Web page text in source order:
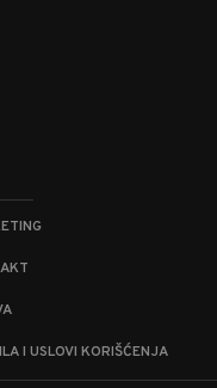
I USLOVI KORIŠĆENJA